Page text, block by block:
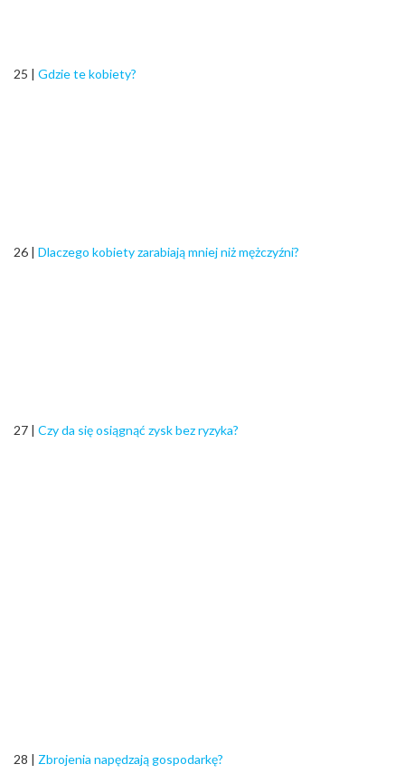
25 | Gdzie te kobiety?
26 | Dlaczego kobiety zarabiają mniej niż mężczyźni?
27 | Czy da się osiągnąć zysk bez ryzyka?
28 | Zbrojenia napędzają gospodarkę?